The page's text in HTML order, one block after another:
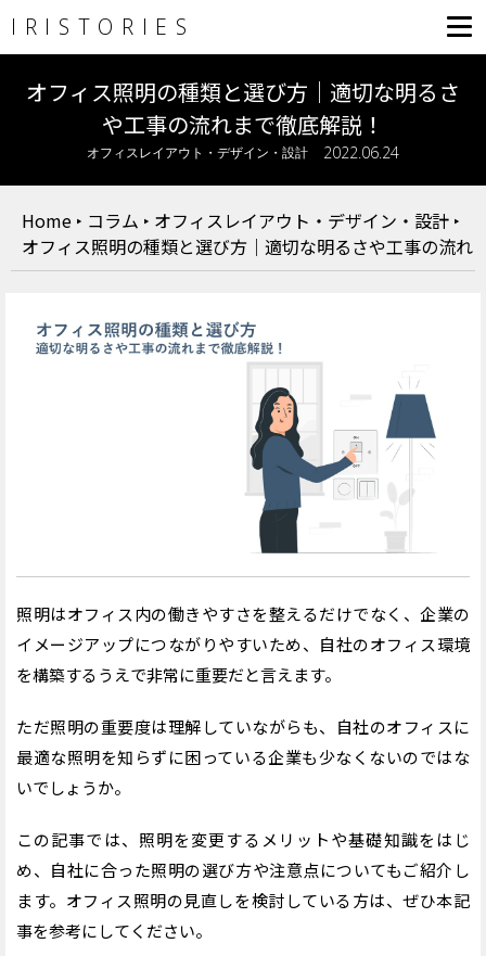
IRISTORIES
オフィス照明の種類と選び方｜適切な明るさ
や工事の流れまで徹底解説！
オフィスレイアウト・デザイン・設計 2022.06.24
Home ‣ コラム ‣ オフィスレイアウト・デザイン・設計 ‣
オフィス照明の種類と選び方｜適切な明るさや工事の流れ
照明はオフィス内の働きやすさを整えるだけでなく、企業の
イメージアップにつながりやすいため、自社のオフィス環境
を構築するうえで非常に重要だと言えます。
ただ照明の重要度は理解していながらも、自社のオフィスに
最適な照明を知らずに困っている企業も少なくないのではな
いでしょうか。
この記事では、照明を変更するメリットや基礎知識をはじ
め、自社に合った照明の選び方や注意点についてもご紹介し
ます。オフィス照明の見直しを検討している方は、ぜひ本記
事を参考にしてください。